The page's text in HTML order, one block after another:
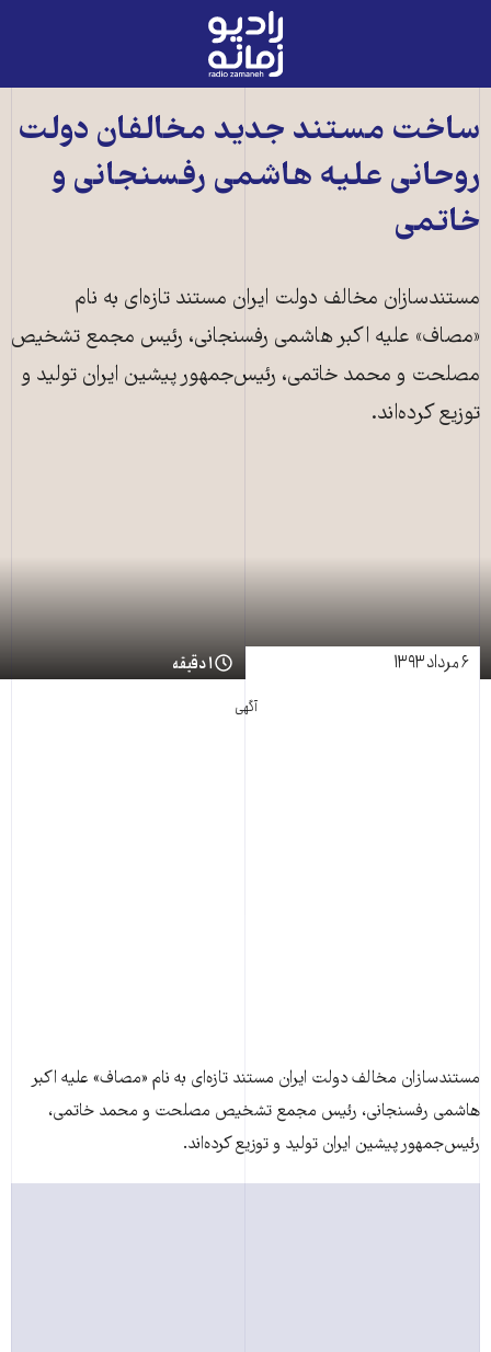
رادیو
زمانه
صفحه
اصلی
ساخت مستند جديد مخالفان دولت
روحانی عليه هاشمی رفسنجانی و
خاتمی
مستندسازان مخالف دولت ايران مستند تازه‌ای به نام
«مصاف» عليه اکبر هاشمی رفسنجانی، رئيس مجمع تشخيص
مصلحت و محمد خاتمی، رئيس‌جمهور پيشين ايران تولید و
توزيع کرده‌اند.
۶ مرداد ۱۳۹۳ ۱ دقیقه
آگهی
مستندسازان مخالف دولت ايران مستند تازه‌ای به نام «مصاف» عليه اکبر
هاشمی رفسنجانی، رئيس مجمع تشخيص مصلحت و محمد خاتمی،
رئيس‌جمهور پيشين ايران تولید و توزيع کرده‌اند.